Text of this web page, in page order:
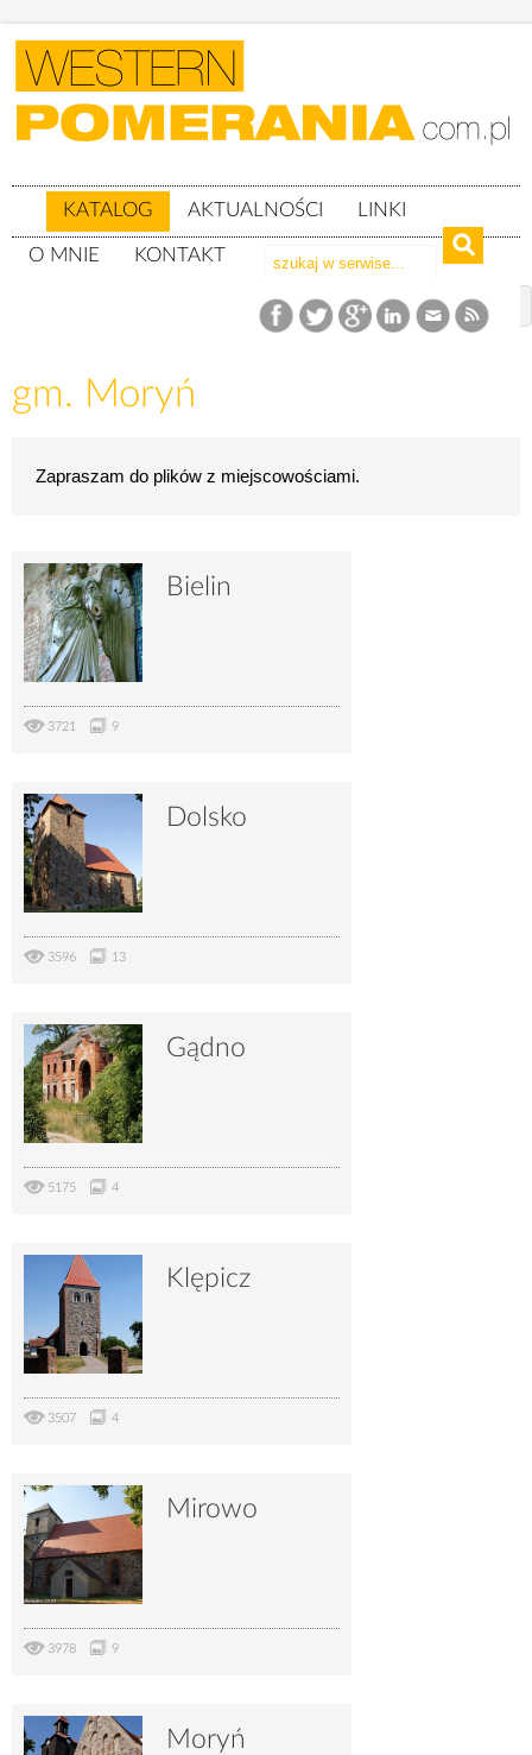
KATALOG AKTUALNOŚCI LINKI
O MNIE KONTAKT
Katalog woj. zachodniopomorskie
gm. Moryń
Zapraszam do plików z miejscowościami.
Bielin
3721 9
Dolsko
3596 13
Gądno
5175 4
Klępicz
3507 4
Mirowo
3978 9
Moryń